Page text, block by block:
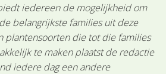
iedereen de mogelijkheid om
belangrijkste families uit deze
plantensoorten die tot die families
te maken plaatst de redactie
iedere dag een andere